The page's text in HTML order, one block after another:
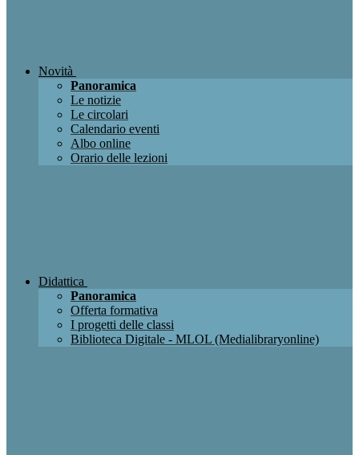
Novità
Panoramica
Le notizie
Le circolari
Calendario eventi
Albo online
Orario delle lezioni
Didattica
Panoramica
Offerta formativa
I progetti delle classi
Biblioteca Digitale - MLOL (Medialibraryonline)